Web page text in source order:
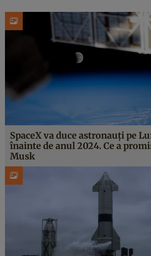
SpaceX va duce astronauți pe
înainte de anul 2024. Ce a
Musk